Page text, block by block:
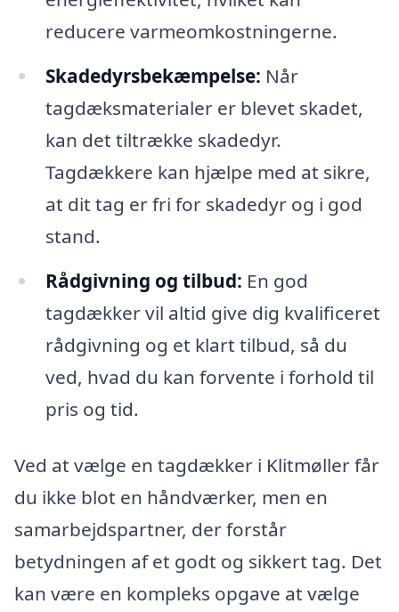
reducere varmeomkostningerne.
Skadedyrsbekæmpelse: Når
tagdæksmaterialer er blevet skadet,
kan det tiltrække skadedyr.
Tagdækkere kan hjælpe med at sikre,
at dit tag er fri for skadedyr og i god
stand.
Rådgivning og tilbud: En god
tagdækker vil altid give dig kvalificeret
rådgivning og et klart tilbud, så du
ved, hvad du kan forvente i forhold til
pris og tid.
Ved at vælge en tagdækker i Klitmøller får
du ikke blot en håndværker, men en
samarbejdspartner, der forstår
betydningen af et godt og sikkert tag. Det
kan være en kompleks opgave at vælge